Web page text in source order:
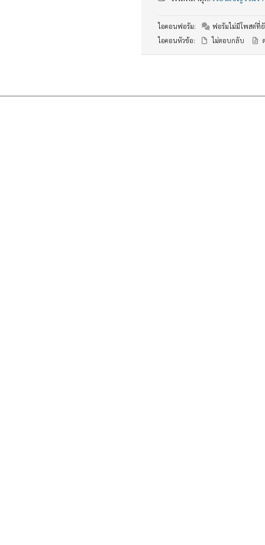
ไอคอนฟอรัม:
ฟอรัมไม่มีโพสต์ที่ยั
ไอคอนหัวข้อ:
ไม่ตอบกลับ